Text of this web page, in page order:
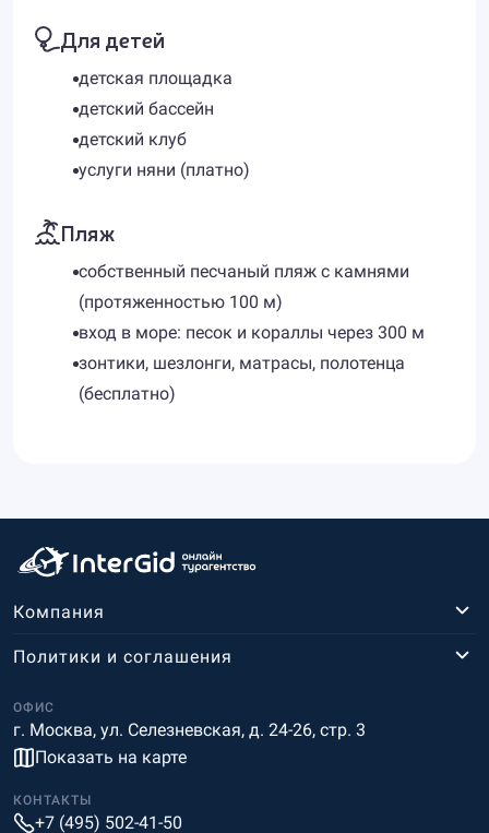
Для детей
детская площадка
детский бассейн
детский клуб
услуги няни (платно)
Пляж
собственный песчаный пляж с камнями
(протяженностью 100 м)
вход в море: песок и кораллы через 300 м
зонтики, шезлонги, матрасы, полотенца
(бесплатно)
Компания
ОФИС
г. Москва, ул. Селезневская, д. 24-26, стр. 3
Показать на карте
Политики и соглашения
КОНТАКТЫ
+7 (495) 502-41-50